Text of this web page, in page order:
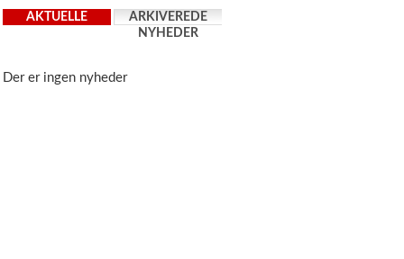
AKTUELLE
ARKIVEREDE
NYHEDER
Der er ingen nyheder